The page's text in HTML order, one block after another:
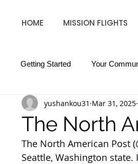
HOME MISSION FLIGHTS
Getting Started Your
The North
yushankou31 Mar 31, 2025
The North American Post
Seattle, Washington